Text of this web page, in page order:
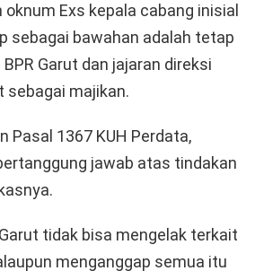
Exs kepala cabang inisial
sebagai bawahan adalah tetap
Garut dan jajaran direksi
sebagai majikan.
Pasal 1367 KUH Perdata,
jawab atas tindakan
tidak bisa mengelak terkait
menganggap semua itu